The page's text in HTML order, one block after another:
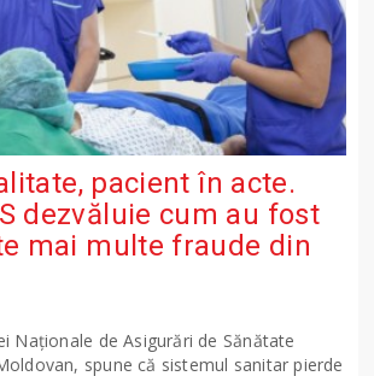
pacient în acte.
dezvăluie cum au fost
mai multe fraude din
Naționale de Asigurări de Sănătate
spune că sistemul sanitar pierde